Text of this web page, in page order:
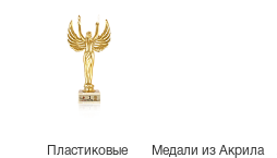
Пластиковые
Медали из Акрила